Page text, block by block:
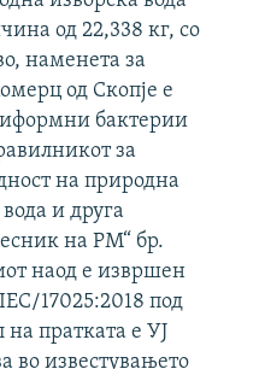
од 22,338 кг, со
наменета за
од Скопје е
бактерии
за
на природна
и друга
на РМ“ бр.
наод е извршен
17025:2018 под
пратката e УJ
во известувањето